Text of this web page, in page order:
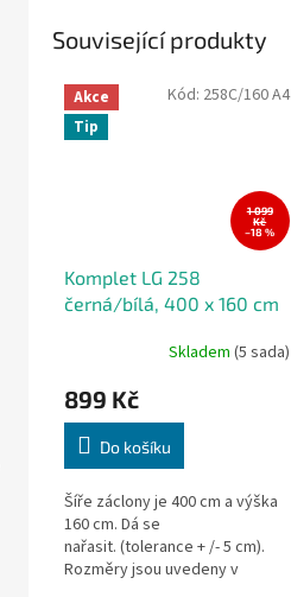
Související produkty
Akce
Tip
1 099
Kč
–18 %
Komplet LG 258
černá/bílá, 400 x 160 cm
Skladem (5 sada)
899 Kč
Do košíku
Šíře záclony je 400 cm a výška
160 cm. Dá se
nařasit. (tolerance + /- 5 cm).
Rozměry jsou uvedeny v
Kód: 258C/160 A4